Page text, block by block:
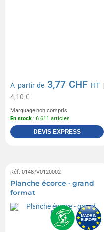
A partir de 3,77 CHF HT|
4,10 €
Marquage non compris
En stock : 6 611 articles
DEVIS EXPRESS
Réf. 01487V0120002
Planche écorce - grand
format